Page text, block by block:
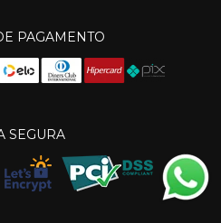
PAGAMENTO
SEGURA